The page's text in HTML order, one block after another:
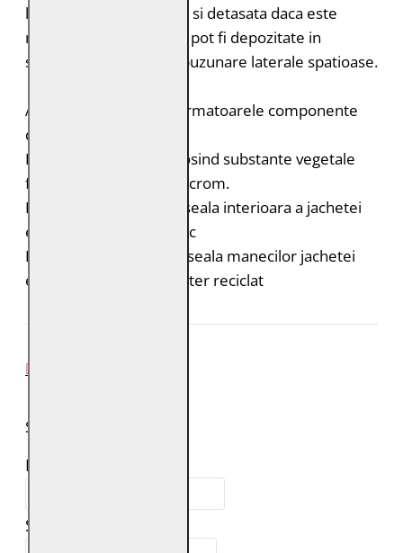
look casual, dar poate fi si detasata daca este
necesar. Articolele mici pot fi depozitate in
siguranta in cele doua buzunare laterale spatioase.
Acest produs contine urmatoarele componente
durabile:
Pielea este tabacita folosind substante vegetale
fara adaos de saruri de crom.
Bumbac organic: captuseala interioara a jachetei
este din bumbac organic
Poliester reciclat: captuseala manecilor jachetei
este realizata din poliester reciclat
SPUNE-ŢI PAREREA
Numele tău:
Scrie review: